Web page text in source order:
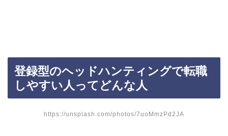
登録型のヘッドハンティングで転職
しやすい人ってどんな人
https://unsplash.com/photos/7uoMmzPd2JA